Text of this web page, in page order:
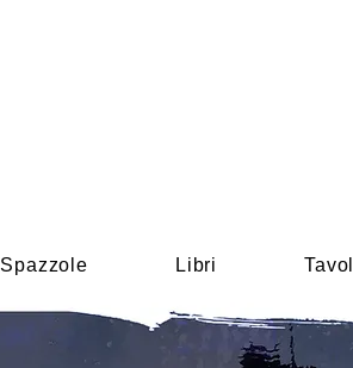
Spazzole Libri